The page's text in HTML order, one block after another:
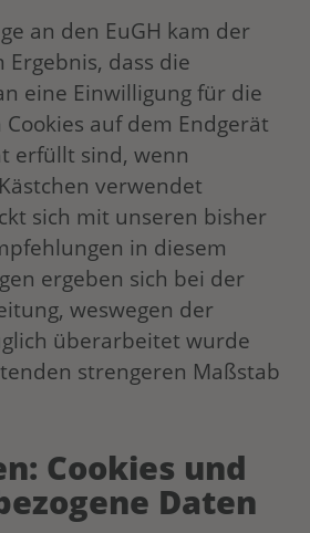
an den EuGH kam der
Ergebnis, dass die
eine Einwilligung für die
auf dem Endgerät
erfüllt sind, wenn
verwendet
sich mit unseren bisher
in diesem
ergeben sich bei der
weswegen der
überarbeitet wurde
strengeren Maßstab
Cookies und
Daten